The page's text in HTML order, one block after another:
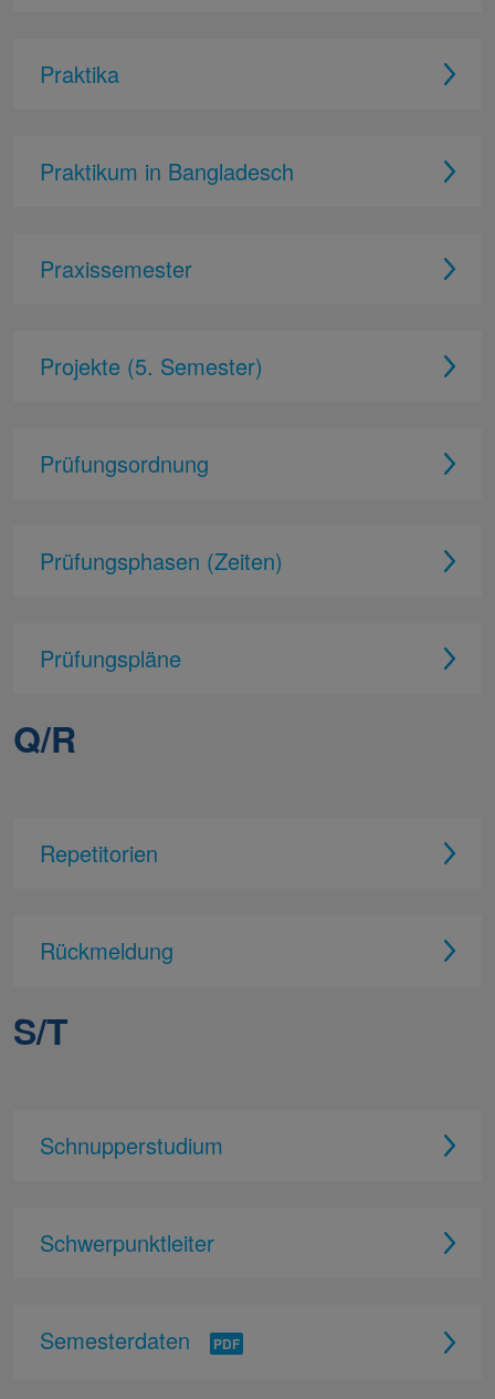
Praktika
Praktikum in Bangladesch
Praxissemester
Projekte (5. Semester)
Prüfungsordnung
Prüfungsphasen (Zeiten)
Prüfungspläne
Q/R
Repetitorien
Rückmeldung
S/T
Schnupperstudium
Schwerpunktleiter
Semesterdaten